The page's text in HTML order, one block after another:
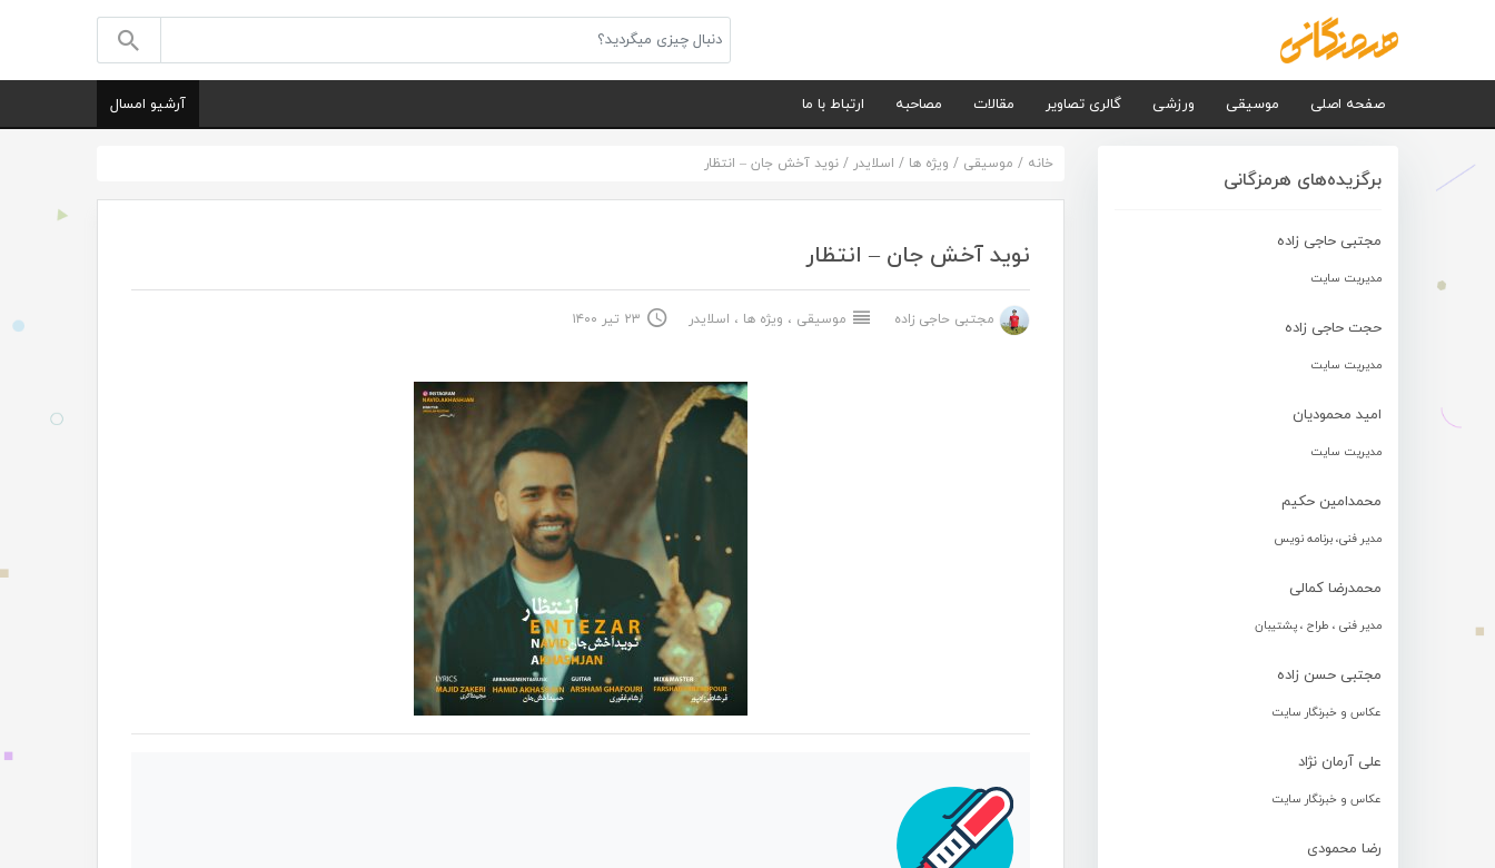
صفحه اصلی موسیقی ورزشی گالری تصاویر مقالات مصاحبه ارتباط با ما آرشیو امسال
برگزیده‌های هرمزگانی
مجتبی حاجی زاده
مدیریت سایت
حجت حاجی زاده
مدیریت سایت
امید محمودیان
مدیریت سایت
محمدامین حکیم
مدیر فنی، برنامه نویس
محمدرضا کمالی
مدیر فنی ، طراح ، پشتیبان
مجتبی حسن زاده
عکاس و خبرنگار سایت
علی آرمان نژاد
عکاس و خبرنگار سایت
رضا محمودی
خانه / موسیقی / ویژه ها / اسلایدر / نوید آخش جان – انتظار
نوید آخش جان – انتظار
مجتبی حاجی زاده موسیقی ، ویژه ها ، اسلایدر ۲۳ تیر ۱۴۰۰